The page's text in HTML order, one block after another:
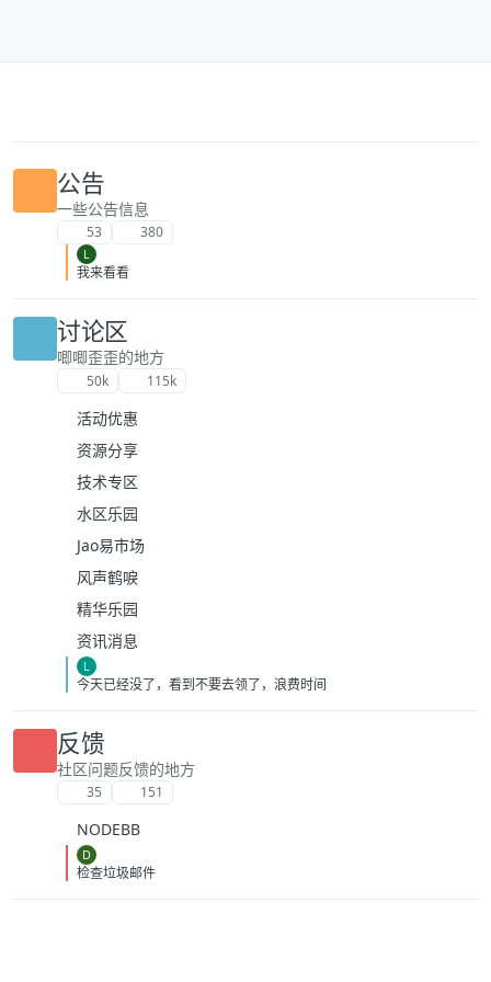
公告
一些公告信息
53 380
L
我来看看
讨论区
唧唧歪歪的地方
50k 115k
活动优惠
资源分享
技术专区
水区乐园
Jao易市场
风声鹤唳
精华乐园
资讯消息
L
今天已经没了，看到不要去领了，浪费时间
反馈
社区问题反馈的地方
35 151
NODEBB
D
检查垃圾邮件